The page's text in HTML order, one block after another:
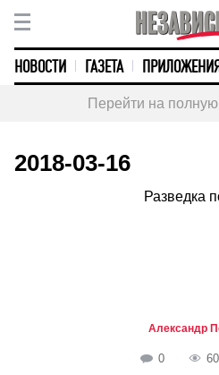
НОВОСТИ ГАЗЕТА ПРИЛОЖЕНИЯ
Перейти на
2018-03-16
Разведка
Александр
0